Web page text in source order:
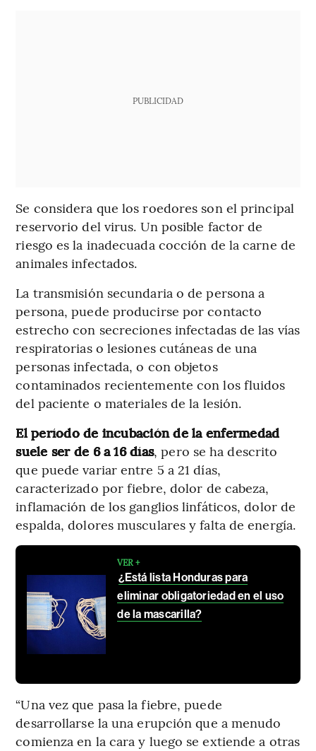
PUBLICIDAD
Se considera que los roedores son el principal
reservorio del virus. Un posible factor de
riesgo es la inadecuada cocción de la carne de
animales infectados.
La transmisión secundaria o de persona a
persona, puede producirse por contacto
estrecho con secreciones infectadas de las vías
respiratorias o lesiones cutáneas de una
personas infectada, o con objetos
contaminados recientemente con los fluidos
del paciente o materiales de la lesión.
El período de incubación de la enfermedad
suele ser de 6 a 16 días, pero se ha descrito
que puede variar entre 5 a 21 días,
caracterizado por fiebre, dolor de cabeza,
inflamación de los ganglios linfáticos, dolor de
espalda, dolores musculares y falta de energía.
VER +
¿Está lista Honduras para
eliminar obligatoriedad en el uso
de la mascarilla?
“Una vez que pasa la fiebre, puede
desarrollarse la una erupción que a menudo
comienza en la cara y luego se extiende a otras